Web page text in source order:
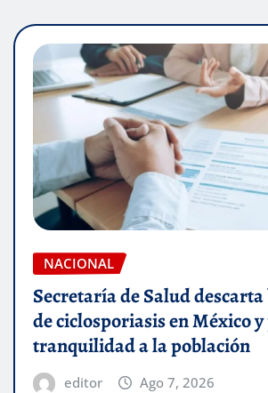
NACIONAL
Secretaría de Salud
de ciclosporiasis en México
tranquilidad a la población
editor Ago 7, 2026